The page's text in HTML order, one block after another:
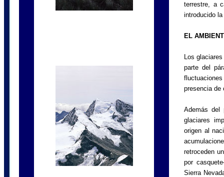
terrestre, a
introducido
EL
Los
parte del
presencia de
Además del
glaciares
origen al
retroceden
por
Sierra